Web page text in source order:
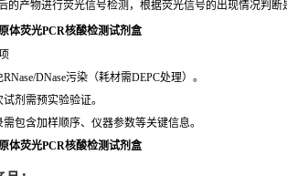
的产物进行荧光信号检测，根据荧光信号的出现情况判
体荧光PCR核酸检测试剂盒
DNase污染（耗材需DEPC处理）。
剂需预实验验证。
包含加样顺序、仪器参数等关键信息。
体荧光PCR核酸检测试剂盒